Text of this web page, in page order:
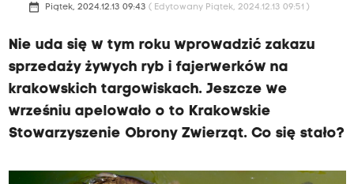
date_range Piątek, 2024.12.13 09:43 ( Edytowany Piątek, 2024.12.13 09:51 )
Nie uda się w tym roku wprowadzić zakazu
sprzedaży żywych ryb i fajerwerków na
krakowskich targowiskach. Jeszcze we
wrześniu apelowało o to Krakowskie
Stowarzyszenie Obrony Zwierząt. Co się stało?